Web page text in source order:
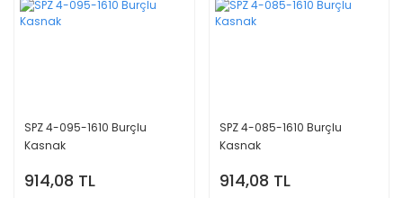
SPZ 4-095-1610 Burçlu
Kasnak
914,08 TL
SPZ 4-085-1610 Burçlu
Kasnak
914,08 TL